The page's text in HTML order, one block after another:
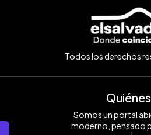
Todos los derechos
Somos un portal
moderno, pensado